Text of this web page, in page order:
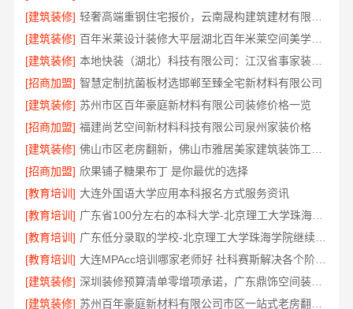
[建筑装修]
[建筑装修]
百年米莱设计装修大平层湖北百年米莱空间美学装饰材料有限公司
[建筑装修]
本地快装（湖北）科技有限公司：江汉省事家装，老房翻新快人一步
[招商加盟] 智慧定制抗菌板材选邯郸至臻全宅新材料有限公司
[建筑装修] 苏州市区百年豪庭新材料有限公司装修价格一览
[招商加盟] 福建尚艺空间新材料科技有限公司泉州家装价格
[建筑装修]
[招商加盟] 欣果铺子糖果布丁 是你最优的选择
[教育培训] 大连外国语大学应用本科报名方式服务资讯
[教育培训]
广东省100分左右的本科大学-北京理工大学珠海学院继教院
[教育培训]
[教育培训]
大连MPAcc培训哪家老师好 社科赛斯解决各个阶段备考需求
[建筑装修]
深圳装修预算清单零增项承诺，广东鼎饰空间装饰工程有限公司
[建筑装修]